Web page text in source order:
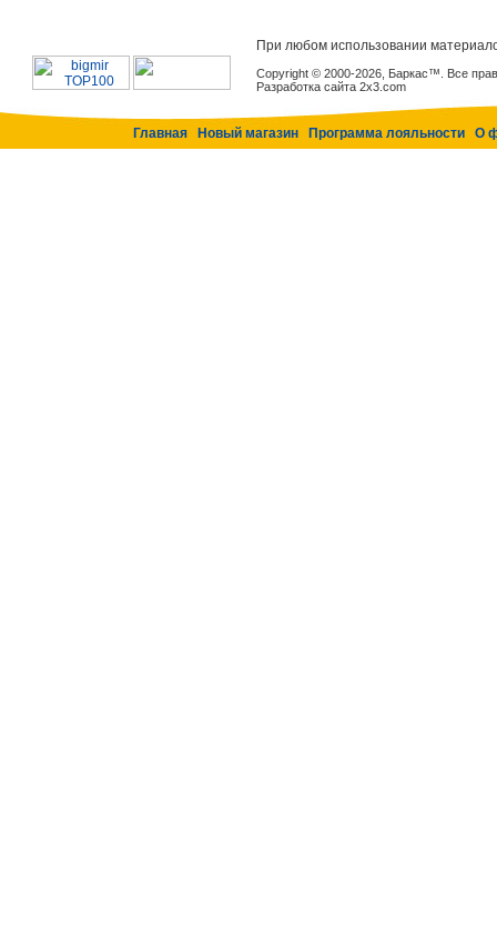
При любом использовании
Copyright © 2000-2026, Баркас™. Все
Разработка сайта 2x3.com
Главная Новый магазин Программа лояльности О